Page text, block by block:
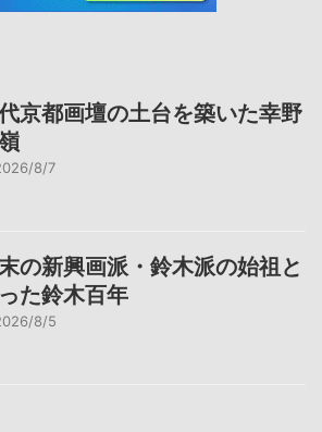
京都画壇の土台を築いた幸野
8/7
の新興画派・鈴木派の始祖と
た鈴木百年
8/5